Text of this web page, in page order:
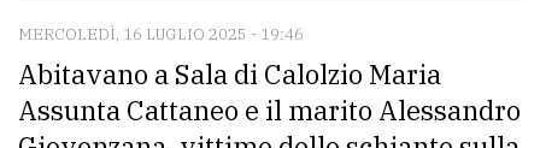
MERCOLEDÌ, 16 LUGLIO 2025 - 19:46
Abitavano a Sala di Calolzio Maria
Assunta Cattaneo e il marito Alessandro